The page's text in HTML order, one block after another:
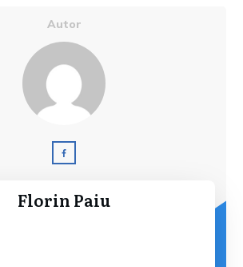
Autor
Florin Paiu